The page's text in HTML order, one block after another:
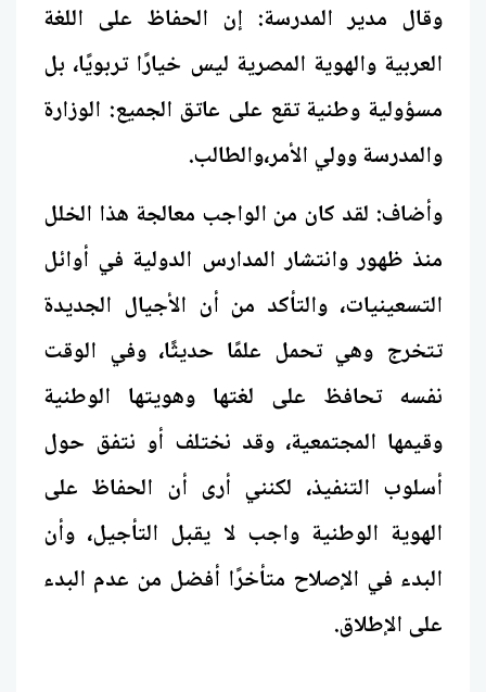
وقال مدير المدرسة: إن الحفاظ على اللغة
العربية والهوية المصرية ليس خيارًا تربويًا، بل
مسؤولية وطنية تقع على عاتق الجميع: الوزارة
والمدرسة وولي الأمر،والطالب.
وأضاف: لقد كان من الواجب معالجة هذا الخلل
منذ ظهور وانتشار المدارس الدولية في أوائل
التسعينيات، والتأكد من أن الأجيال الجديدة
تتخرج وهي تحمل علمًا حديثًا، وفي الوقت
نفسه تحافظ على لغتها وهويتها الوطنية
وقيمها المجتمعية، وقد نختلف أو نتفق حول
أسلوب التنفيذ، لكنني أرى أن الحفاظ على
الهوية الوطنية واجب لا يقبل التأجيل، وأن
البدء في الإصلاح متأخرًا أفضل من عدم البدء
على الإطلاق.